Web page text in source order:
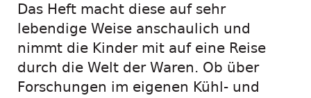
Das Heft macht diese auf sehr
lebendige Weise anschaulich und
nimmt die Kinder mit auf eine Reise
durch die Welt der Waren. Ob über
Forschungen im eigenen Kühl- und